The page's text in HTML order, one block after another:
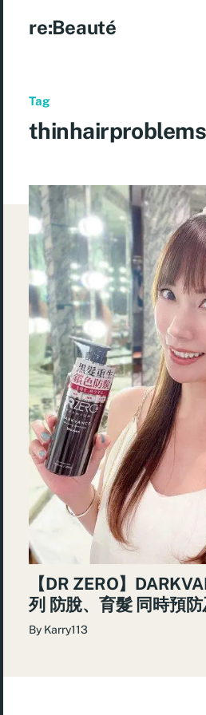
re:Beauté
Tag
thinhairproblems
【DR ZERO】
列 防脫、育髮 同時預
By Karry113